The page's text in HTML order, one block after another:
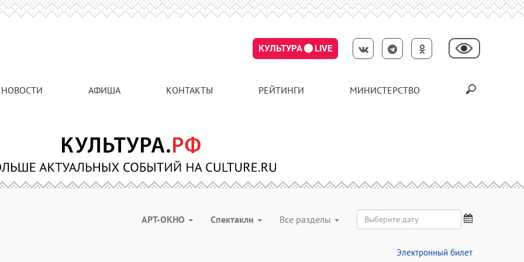
КУЛЬТУРА LIVE
НОВОСТИ АФИША КОНТАКТЫ РЕЙТИНГИ МИНИСТЕРСТВО
АРТ-ОКНО Спектакли Все разделы
Электронный билет